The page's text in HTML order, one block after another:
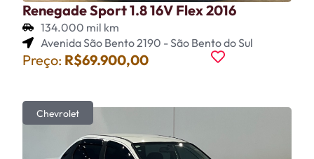
Renegade Sport 1.8 16V Flex 2016
134.000 mil km
Avenida São Bento 2190 - São Bento do Sul
Preço: R$69.900,00
Chevrolet